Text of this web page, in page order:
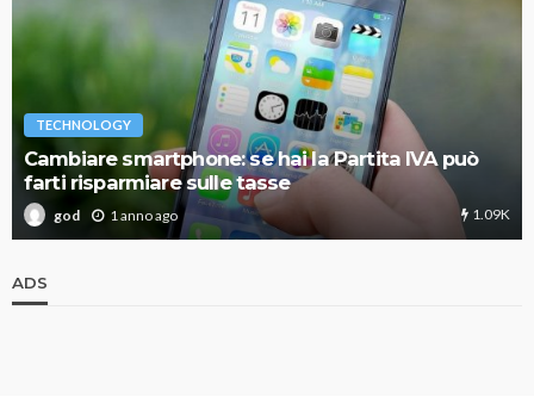
TECHNOLOGY
Cambiare smartphone: se hai la Partita IVA può
farti risparmiare sulle tasse
god 1 anno ago 1.09K
ADS